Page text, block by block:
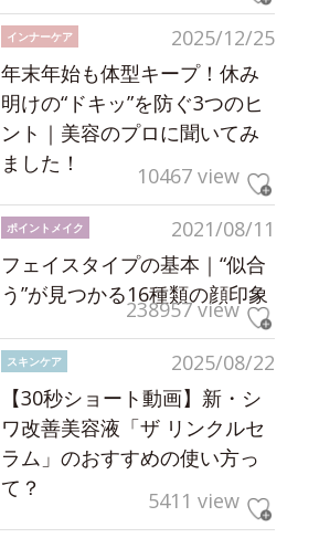
2025/12/25
インナーケア
年末年始も体型キープ！休み
明けの“ドキッ”を防ぐ3つのヒ
ント｜美容のプロに聞いてみ
ました！
10467 view
2021/08/11
ポイントメイク
フェイスタイプの基本｜“似合
う”が見つかる16種類の顔印象
238957 view
2025/08/22
スキンケア
【30秒ショート動画】新・シ
ワ改善美容液「ザ リンクルセ
ラム」のおすすめの使い方っ
て？
5411 view